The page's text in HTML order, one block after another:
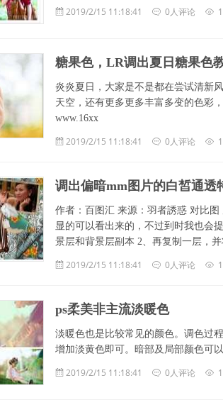
2019/2/15 11:18:41 0人评论
糖果色，LR调出夏日糖果色
炎炎夏日，大家是不是都在尝试清新
天空，还有更多更多丰富多变的色彩
www.16xx
2019/2/15 11:18:41 0人评论
调出偏暗mm图片的白皙通透
作者：百图汇 来源：羽者誘惑 对比
显的可以看出来的，不过到时我也会
景层和背景层副本 2、再复制一层，
2019/2/15 11:18:41 0人评论
ps柔美非主流淡暖色
淡暖色也是比较常见的颜色。调色过
增加淡黄色即可。暗部及局部颜色可以
2019/2/15 11:18:41 0人评论